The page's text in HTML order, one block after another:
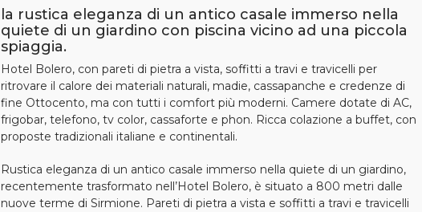
la rustica eleganza di un antico casale immerso nella
quiete di un giardino con piscina vicino ad una piccola
spiaggia.
Hotel Bolero, con pareti di pietra a vista, soffitti a travi e travicelli per
ritrovare il calore dei materiali naturali, madie, cassapanche e credenze di
fine Ottocento, ma con tutti i comfort più moderni. Camere dotate di AC,
frigobar, telefono, tv color, cassaforte e phon. Ricca colazione a buffet, con
proposte tradizionali italiane e continentali.
Rustica eleganza di un antico casale immerso nella quiete di un giardino,
recentemente trasformato nell’Hotel Bolero, è situato a 800 metri dalle
nuove terme di Sirmione. Pareti di pietra a vista e soffitti a travi e travicelli